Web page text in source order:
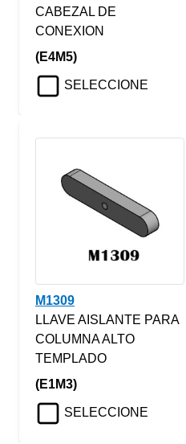
CABEZAL DE
CONEXION
(E4M5)
SELECCIONE
M1309
LLAVE AISLANTE PARA
COLUMNA ALTO
TEMPLADO
(E1M3)
SELECCIONE